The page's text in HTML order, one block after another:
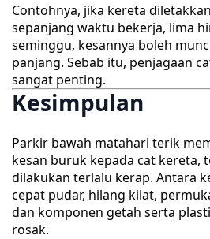
Contohnya, jika kereta
sepanjang waktu bekerja, lima
seminggu, kesannya boleh
panjang. Sebab itu, penjagaan
sangat penting.
Kesimpulan
Parkir bawah matahari terik
kesan buruk kepada cat kereta,
dilakukan terlalu kerap. Antara
cepat pudar, hilang kilat,
dan komponen getah serta
rosak.